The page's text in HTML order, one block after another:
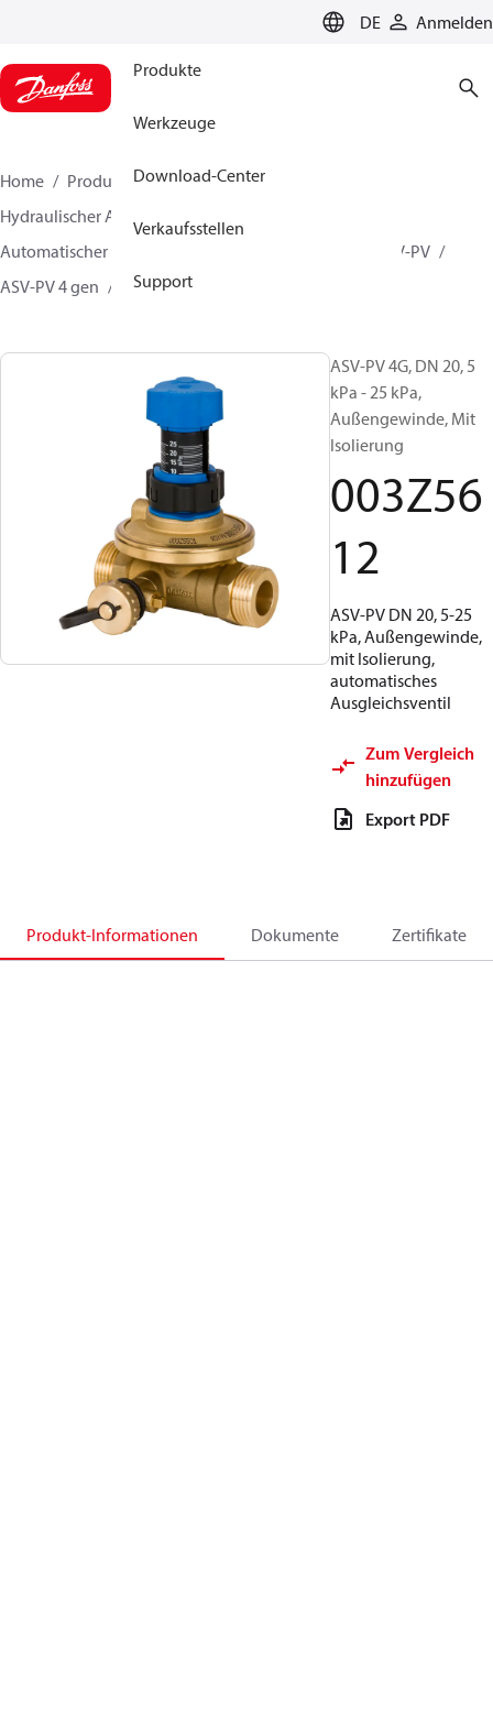
DE Anmelden
Produkte
Werkzeuge
Download-Center
Verkaufsstellen
Support
Home Produkte
Lösung für Wärmetechnik
Hydraulischer Abgleich und Regelung
Automatischer Abgleich
ASV-PV
ASV-PV 4 gen
003Z5612
ASV-PV 4G, DN 20, 5
kPa - 25 kPa,
Außengewinde, Mit
Isolierung
003Z56
12
ASV-PV DN 20, 5-25
kPa, Außengewinde,
mit Isolierung,
automatisches
Ausgleichsventil
Zum Vergleich
hinzufügen
Export PDF
Produkt-Informationen Dokumente Zertifikate